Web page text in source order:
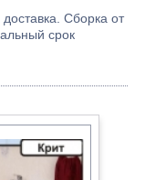
Сборка от
срок